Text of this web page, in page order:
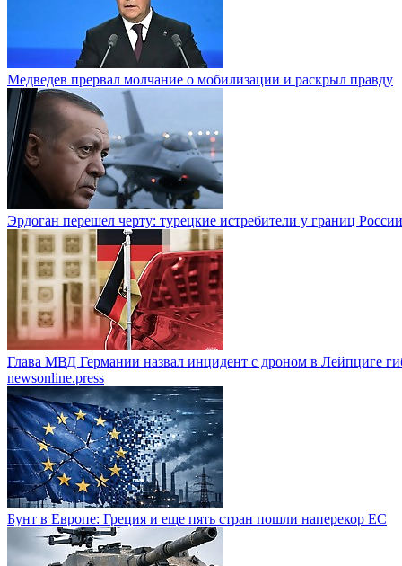
Медведев прервал молчание о мобилизации и раскрыл правду
Эрдоган перешел черту: турецкие истребители у границ России
Глава МВД Германии назвал инцидент с дроном в Лейпциге
newsonline.press
Бунт в Европе: Греция и еще пять стран пошли наперекор ЕС